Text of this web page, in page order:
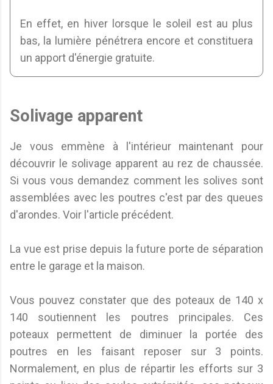
En effet, en hiver lorsque le soleil est au plus
bas, la lumière pénétrera encore et constituera
un apport d'énergie gratuite.
Solivage apparent
Je vous emmène à l'intérieur maintenant pour
découvrir le solivage apparent au rez de chaussée.
Si vous vous demandez comment les solives sont
assemblées avec les poutres c'est par des queues
d'arondes. Voir l'article précédent.
La vue est prise depuis la future porte de séparation
entre le garage et la maison.
Vous pouvez constater que des poteaux de 140 x
140 soutiennent les poutres principales. Ces
poteaux permettent de diminuer la portée des
poutres en les faisant reposer sur 3 points.
Normalement, en plus de répartir les efforts sur 3